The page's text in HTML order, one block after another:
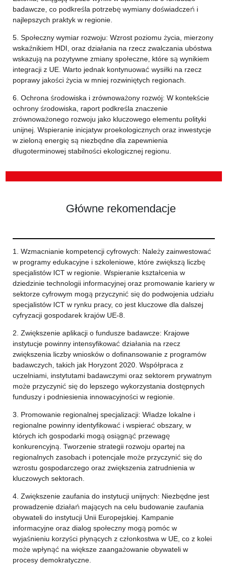
badawcze, co podkreśla potrzebę wymiany doświadczeń i
najlepszych praktyk w regionie.
5. Społeczny wymiar rozwoju: Wzrost poziomu życia, mierzony
wskaźnikiem HDI, oraz działania na rzecz zwalczania ubóstwa
wskazują na pozytywne zmiany społeczne, które są wynikiem
integracji z UE. Warto jednak kontynuować wysiłki na rzecz
poprawy jakości życia w mniej rozwiniętych regionach.
6. Ochrona środowiska i zrównoważony rozwój: W kontekście
ochrony środowiska, raport podkreśla znaczenie
zrównoważonego rozwoju jako kluczowego elementu polityki
unijnej. Wspieranie inicjatyw proekologicznych oraz inwestycje
w zieloną energię są niezbędne dla zapewnienia
długoterminowej stabilności ekologicznej regionu.
Główne rekomendacje
1. Wzmacnianie kompetencji cyfrowych: Należy zainwestować
w programy edukacyjne i szkoleniowe, które zwiększą liczbę
specjalistów ICT w regionie. Wspieranie kształcenia w
dziedzinie technologii informacyjnej oraz promowanie kariery w
sektorze cyfrowym mogą przyczynić się do podwojenia udziału
specjalistów ICT w rynku pracy, co jest kluczowe dla dalszej
cyfryzacji gospodarek krajów UE-8.
2. Zwiększenie aplikacji o fundusze badawcze: Krajowe
instytucje powinny intensyfikować działania na rzecz
zwiększenia liczby wniosków o dofinansowanie z programów
badawczych, takich jak Horyzont 2020. Współpraca z
uczelniami, instytutami badawczymi oraz sektorem prywatnym
może przyczynić się do lepszego wykorzystania dostępnych
funduszy i podniesienia innowacyjności w regionie.
3. Promowanie regionalnej specjalizacji: Władze lokalne i
regionalne powinny identyfikować i wspierać obszary, w
których ich gospodarki mogą osiągnąć przewagę
konkurencyjną. Tworzenie strategii rozwoju opartej na
regionalnych zasobach i potencjale może przyczynić się do
wzrostu gospodarczego oraz zwiększenia zatrudnienia w
kluczowych sektorach.
4. Zwiększenie zaufania do instytucji unijnych: Niezbędne jest
prowadzenie działań mających na celu budowanie zaufania
obywateli do instytucji Unii Europejskiej. Kampanie
informacyjne oraz dialog społeczny mogą pomóc w
wyjaśnieniu korzyści płynących z członkostwa w UE, co z kolei
może wpłynąć na większe zaangażowanie obywateli w
procesy demokratyczne.